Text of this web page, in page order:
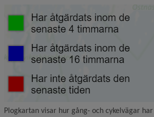
Plogkartan visar hur gång- och cykelvägar